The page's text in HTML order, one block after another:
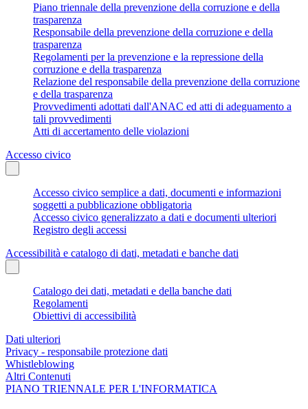
Piano triennale della prevenzione della corruzione e della
trasparenza
Responsabile della prevenzione della corruzione e della
trasparenza
Regolamenti per la prevenzione e la repressione della
corruzione e della trasparenza
Relazione del responsabile della prevenzione della corruzione
e della trasparenza
Provvedimenti adottati dall'ANAC ed atti di adeguamento a
tali provvedimenti
Atti di accertamento delle violazioni
Accesso civico
Accesso civico semplice a dati, documenti e informazioni
soggetti a pubblicazione obbligatoria
Accesso civico generalizzato a dati e documenti ulteriori
Registro degli accessi
Accessibilità e catalogo di dati, metadati e banche dati
Catalogo dei dati, metadati e della banche dati
Regolamenti
Obiettivi di accessibilità
Dati ulteriori
Privacy - responsabile protezione dati
Whistleblowing
Altri Contenuti
PIANO TRIENNALE PER L'INFORMATICA